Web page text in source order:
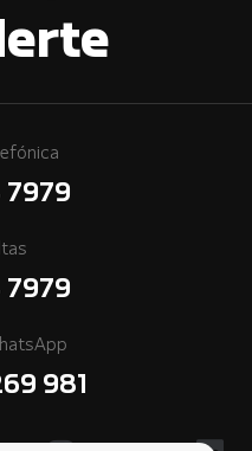
7979
7979
981